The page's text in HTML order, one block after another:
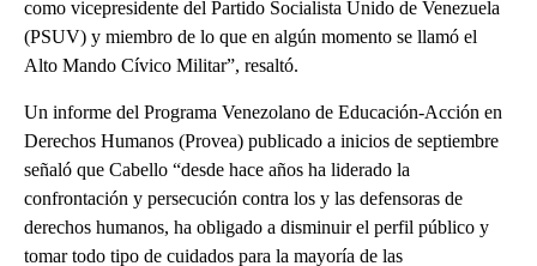
como vicepresidente del Partido Socialista Unido de Venezuela
(PSUV) y miembro de lo que en algún momento se llamó el
Alto Mando Cívico Militar”, resaltó.
Un informe del Programa Venezolano de Educación-Acción en
Derechos Humanos (Provea) publicado a inicios de septiembre
señaló que Cabello “desde hace años ha liderado la
confrontación y persecución contra los y las defensoras de
derechos humanos, ha obligado a disminuir el perfil público y
tomar todo tipo de cuidados para la mayoría de las